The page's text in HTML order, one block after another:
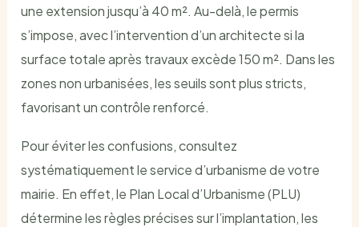
une extension jusqu’à 40 m². Au-delà, le permis
s’impose, avec l’intervention d’un architecte si la
surface totale après travaux excède 150 m². Dans les
zones non urbanisées, les seuils sont plus stricts,
favorisant un contrôle renforcé.
Pour éviter les confusions, consultez
systématiquement le service d’urbanisme de votre
mairie. En effet, le Plan Local d’Urbanisme (PLU)
détermine les règles précises sur l’implantation, les